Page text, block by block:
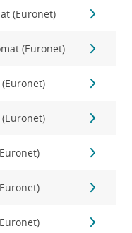
(Euronet)
(Euronet)